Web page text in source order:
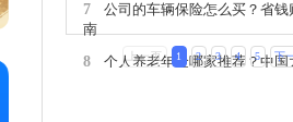
7
公司的车辆保险怎么买？省钱
南
8
个人养老年金哪家推荐？中国
上一页 1 2 3 4 5 下